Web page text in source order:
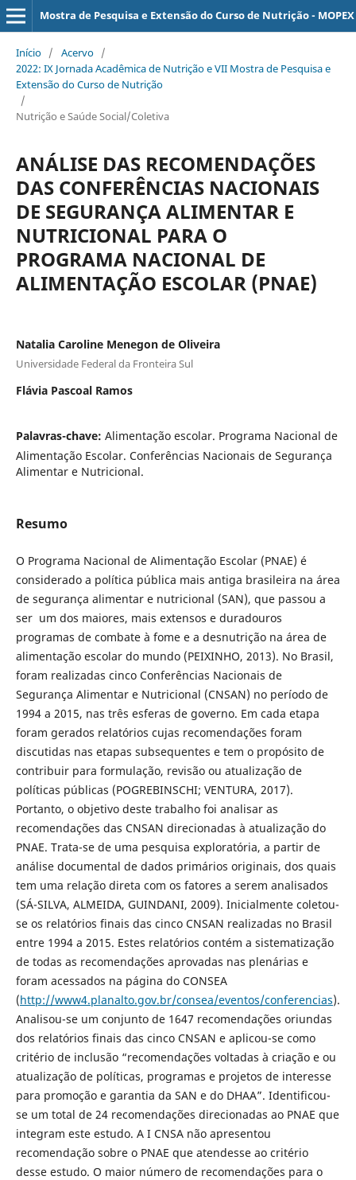
Mostra de Pesquisa e Extensão do Curso de Nutrição - MOPEX
Início / Acervo /
2022: IX Jornada Acadêmica de Nutrição e VII Mostra de Pesquisa e
Extensão do Curso de Nutrição
/
Nutrição e Saúde Social/Coletiva
ANÁLISE DAS RECOMENDAÇÕES
DAS CONFERÊNCIAS NACIONAIS
DE SEGURANÇA ALIMENTAR E
NUTRICIONAL PARA O
PROGRAMA NACIONAL DE
ALIMENTAÇÃO ESCOLAR (PNAE)
Natalia Caroline Menegon de Oliveira
Universidade Federal da Fronteira Sul
Flávia Pascoal Ramos
Palavras-chave: Alimentação escolar. Programa Nacional de
Alimentação Escolar. Conferências Nacionais de Segurança
Alimentar e Nutricional.
Resumo
O Programa Nacional de Alimentação Escolar (PNAE) é
considerado a política pública mais antiga brasileira na área
de segurança alimentar e nutricional (SAN), que passou a
ser um dos maiores, mais extensos e duradouros
programas de combate à fome e a desnutrição na área de
alimentação escolar do mundo (PEIXINHO, 2013). No Brasil,
foram realizadas cinco Conferências Nacionais de
Segurança Alimentar e Nutricional (CNSAN) no período de
1994 a 2015, nas três esferas de governo. Em cada etapa
foram gerados relatórios cujas recomendações foram
discutidas nas etapas subsequentes e tem o propósito de
contribuir para formulação, revisão ou atualização de
políticas públicas (POGREBINSCHI; VENTURA, 2017).
Portanto, o objetivo deste trabalho foi analisar as
recomendações das CNSAN direcionadas à atualização do
PNAE. Trata-se de uma pesquisa exploratória, a partir de
análise documental de dados primários originais, dos quais
tem uma relação direta com os fatores a serem analisados
(SÁ-SILVA, ALMEIDA, GUINDANI, 2009). Inicialmente coletou-
se os relatórios finais das cinco CNSAN realizadas no Brasil
entre 1994 a 2015. Estes relatórios contém a sistematização
de todas as recomendações aprovadas nas plenárias e
foram acessados na página do CONSEA
(http://www4.planalto.gov.br/consea/eventos/conferencias).
Analisou-se um conjunto de 1647 recomendações oriundas
dos relatórios finais das cinco CNSAN e aplicou-se como
critério de inclusão “recomendações voltadas à criação e ou
atualização de políticas, programas e projetos de interesse
para promoção e garantia da SAN e do DHAA”. Identificou-
se um total de 24 recomendações direcionadas ao PNAE que
integram este estudo. A I CNSA não apresentou
recomendação sobre o PNAE que atendesse ao critério
desse estudo. O maior número de recomendações para o